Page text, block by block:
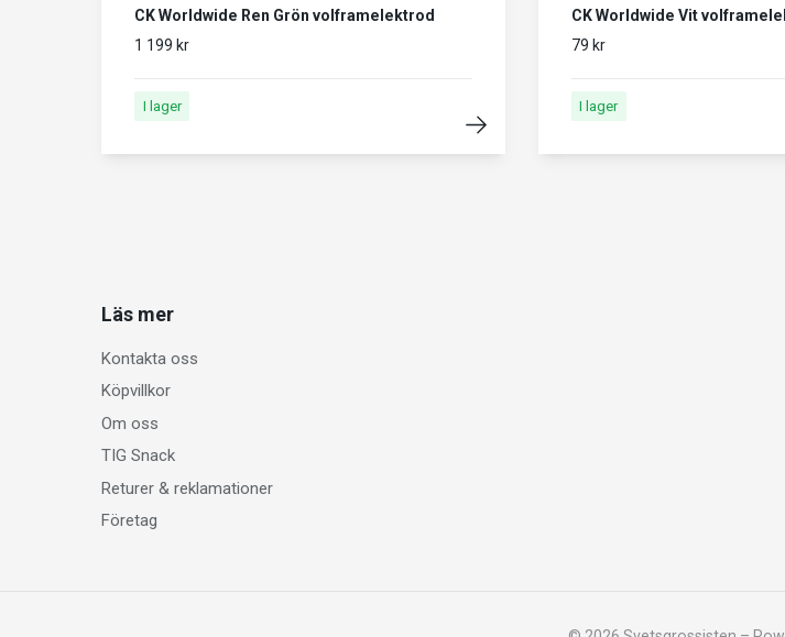
CK Worldwide Ren Grön volframelektrod
1 199 kr
I lager
CK Worldwide Vit
79 kr
I lager
Läs mer
Kontakta oss
Köpvillkor
Om oss
TIG Snack
Returer & reklamationer
Företag